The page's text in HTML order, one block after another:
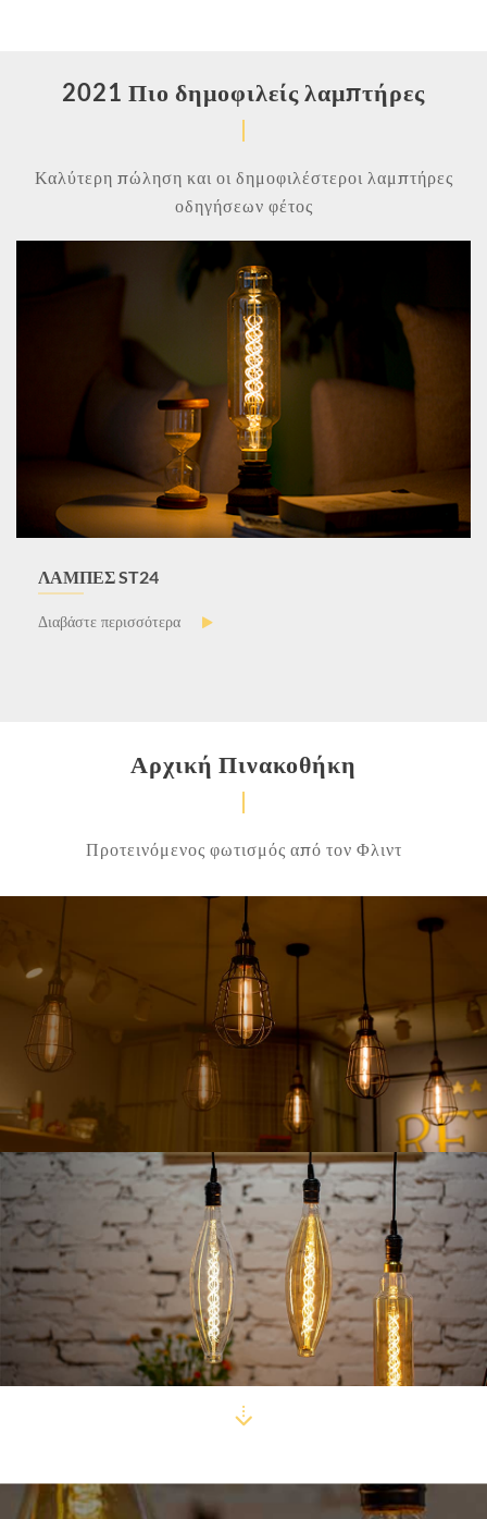
2021 Πιο δημοφιλείς λαμπτήρες
Καλύτερη πώληση και οι δημοφιλέστεροι λαμπτήρες
οδηγήσεων φέτος
ΛΆΜΠΕΣ ST24
Διαβάστε περισσότερα 
Αρχική Πινακοθήκη
Προτεινόμενος φωτισμός από τον Φλιντ